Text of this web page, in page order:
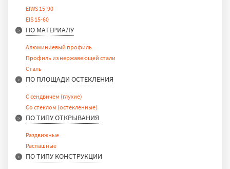
EIW 45
EIW 60
EIW 90
EI 15
EI 30
EI 45
EI 60
EIWS 15-90
EIS 15-60
ПО МАТЕРИАЛУ
Алюминиевый профиль
Профиль из нержавеющей стали
Сталь
ПО ПЛОЩАДИ ОСТЕКЛЕНИЯ
С сендвичем (глухие)
Со стеклом (остекленные)
ПО ТИПУ ОТКРЫВАНИЯ
Раздвижные
Распашные
ПО ТИПУ КОНСТРУКЦИИ